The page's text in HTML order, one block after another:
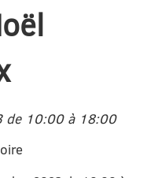
de 10:00 à 18:00